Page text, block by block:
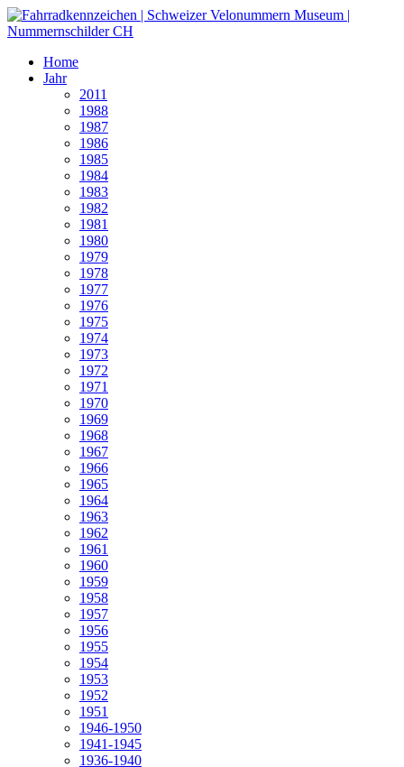
Home
Jahr
2011
1988
1987
1986
1985
1984
1983
1982
1981
1980
1979
1978
1977
1976
1975
1974
1973
1972
1971
1970
1969
1968
1967
1966
1965
1964
1963
1962
1961
1960
1959
1958
1957
1956
1955
1954
1953
1952
1951
1946-1950
1941-1945
1936-1940